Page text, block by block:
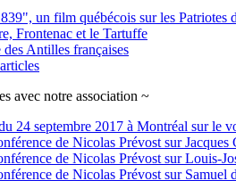
un film québécois sur les Patriotes
Frontenac et le Tartuffe
Antilles françaises
avec notre association ~
24 septembre 2017 à Montréal sur le
de Nicolas Prévost sur Jacques
de Nicolas Prévost sur Louis-
de Nicolas Prévost sur Samuel